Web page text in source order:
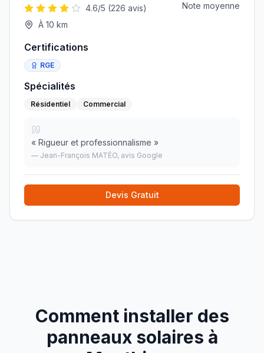
4.6/5 (226 avis)
À 10 km
Note moyenne
Certifications
RGE
Spécialités
Résidentiel Commercial
« Rigueur et professionnalisme »
— Jean-François MATÉO, avis Google
Devis Gratuit
Comment installer des
panneaux solaires à